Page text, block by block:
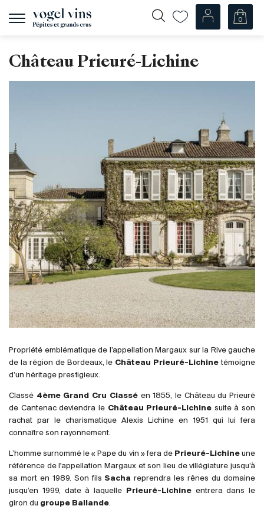
0
Afficher
Fr De
Vins rouges
Mousseux
Spiritueux
Divers
Nos vins par pays
Suisse
France
Italie
Espagne
Afrique du Sud
Argentine
Australie
Autriche
Brésil
Hongrie
Liban
Nouvelle Zélande
Château Prieuré-Lichine
Propriété emblématique de l’appellation Margaux sur la Rive gauche
de la région de Bordeaux, le Château Prieuré-Lichine témoigne
d’un héritage prestigieux.
Classé 4ème Grand Cru Classé en 1855, le Château du Prieuré
de Cantenac deviendra le Château Prieuré-Lichine suite à son
rachat par le charismatique Alexis Lichine en 1951 qui lui fera
connaître son rayonnement.
L’homme surnommé le « Pape du vin » fera de Prieuré-Lichineune
référence de l'appellation Margaux et son lieu de villégiature jusqu’à
sa mort en 1989. Son fils Sachareprendra les rênes du domaine
jusqu’en 1999, date à laquelle Prieuré-Lichineentrera dans le
giron du groupe Ballande.